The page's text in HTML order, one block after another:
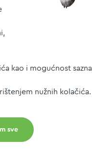
kao i mogućnost
nužnih kolačića.
sve